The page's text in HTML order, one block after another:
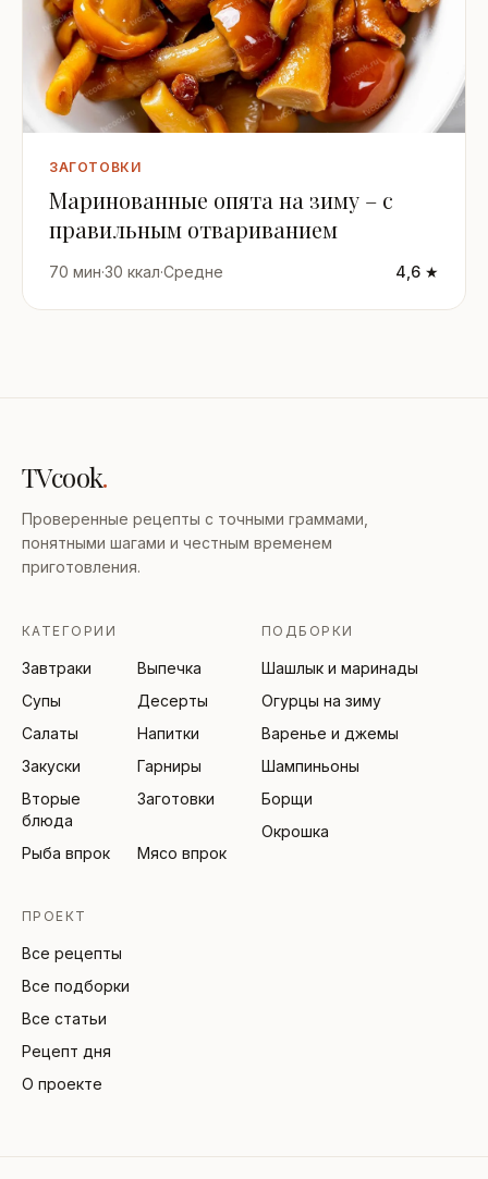
ЗАГОТОВКИ
Маринованные опята на зиму – с
правильным отвариванием
70 мин·30 ккал·Средне 4,6 ★
TVcook.
Проверенные рецепты с точными граммами,
понятными шагами и честным временем
приготовления.
КАТЕГОРИИ
Завтраки
Выпечка
Супы
Десерты
Салаты
Напитки
Закуски
Гарниры
Вторые
блюда
Заготовки
Рыба впрок Мясо впрок
ПОДБОРКИ
Шашлык и маринады
Огурцы на зиму
Варенье и джемы
Шампиньоны
Борщи
Окрошка
ПРОЕКТ
Все рецепты
Все подборки
Все статьи
Рецепт дня
О проекте